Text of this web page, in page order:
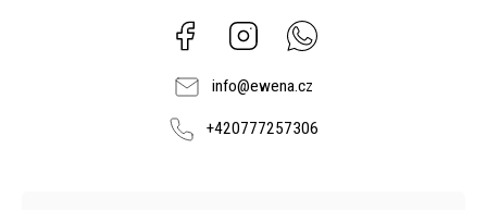
Facebook Instagram
info@ewena.cz
+420777257306